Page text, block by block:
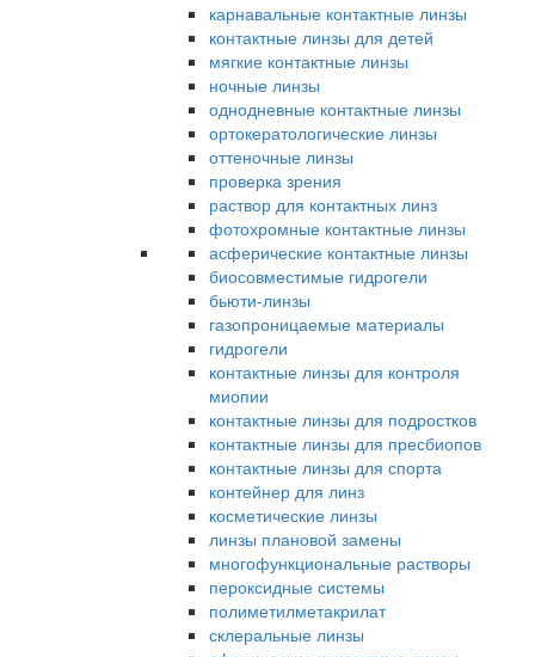
карнавальные контактные линзы
контактные линзы для детей
мягкие контактные линзы
ночные линзы
однодневные контактные линзы
ортокератологические линзы
оттеночные линзы
проверка зрения
раствор для контактных линз
фотохромные контактные линзы
асферические контактные линзы
биосовместимые гидрогели
бьюти-линзы
газопроницаемые материалы
гидрогели
контактные линзы для контроля
миопии
контактные линзы для подростков
контактные линзы для пресбиопов
контактные линзы для спорта
контейнер для линз
косметические линзы
линзы плановой замены
многофункциональные растворы
пероксидные системы
полиметилметакрилат
склеральные линзы